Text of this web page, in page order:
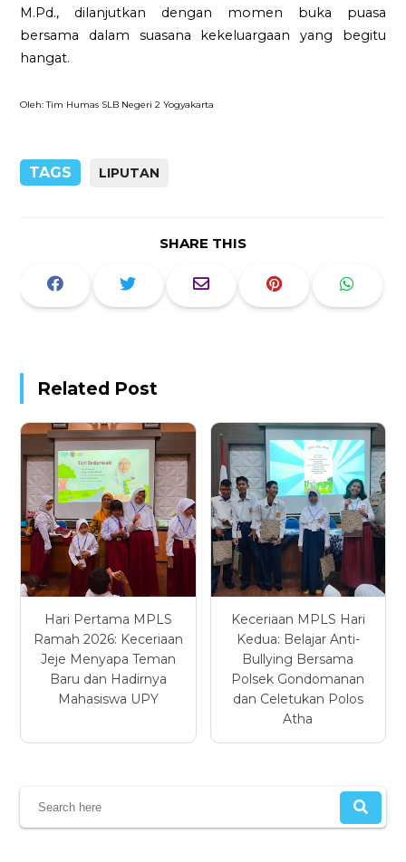
M.Pd., dilanjutkan dengan momen buka puasa
bersama dalam suasana kekeluargaan yang begitu
hangat.
Oleh: Tim Humas SLB Negeri 2 Yogyakarta
TAGS LIPUTAN
SHARE THIS
Related Post
Hari Pertama MPLS
Ramah 2026: Keceriaan
Jeje Menyapa Teman
Baru dan Hadirnya
Mahasiswa UPY
Keceriaan MPLS Hari
Kedua: Belajar Anti-
Bullying Bersama
Polsek Gondomanan
dan Celetukan Polos
Atha